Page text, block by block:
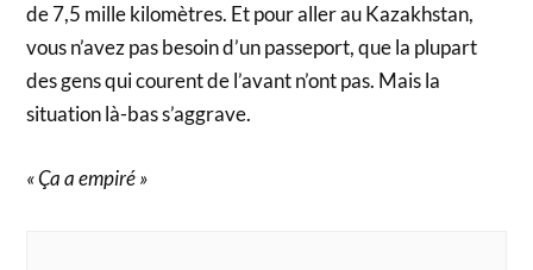
de 7,5 mille kilomètres. Et pour aller au Kazakhstan,
vous n’avez pas besoin d’un passeport, que la plupart
des gens qui courent de l’avant n’ont pas. Mais la
situation là-bas s’aggrave.
« Ça a empiré »